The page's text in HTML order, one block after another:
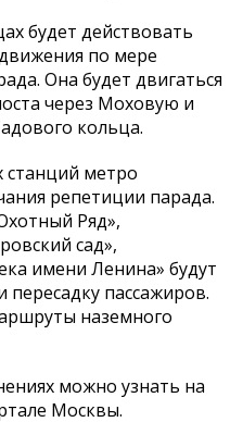
будет действовать
по мере
Она будет двигаться
через Моховую и
кольца.
станций метро
репетиции парада.
Ряд»,
сад»,
имени Ленина» будут
пересадку пассажиров.
наземного
можно узнать на
Москвы.